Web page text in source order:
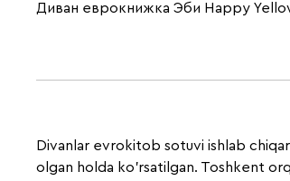
Диван еврокнижка Эби Happy
Divanlar evrokitob sotuvi ishlab
olgan holda ko'rsatilgan. Toshkent